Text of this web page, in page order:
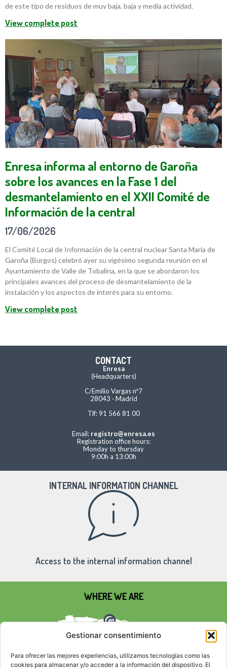
Gestionar consentimiento
Para ofrecer las mejores experiencias, utilizamos tecnologías como las
cookies para almacenar y/o acceder a la información del dispositivo. El
de este tipo de residuos de muy baja, baja y media actividad.
View complete post
Enresa informa al entorno de Garoña
sobre los avances en la Fase 1 del
desmantelamiento en el XXII Comité de
Información de la central
17/06/2026
El Comité Local de Información de la central nuclear Santa María de
Garoña (Burgos) celebró ayer su vigésimo segunda reunión en el
Ayuntamiento de Valle de Tobalina, en la que se abordaron los
principales avances del proceso de desmantelamiento de la
instalación y los aspectos de interés para su entorno.
View complete post
CONTACT
Enresa
(Headquarters)
C/Emilio Vargas nº7
28043 · Madrid
Tlf: 91 566 81 00
Email: registro@enresa.es
Registration office hours:
Monday to thursday
9:00h a 13:00h
INTERNAL INFORMATION CHANNEL
Access to the internal information channel
WHERE WE ARE